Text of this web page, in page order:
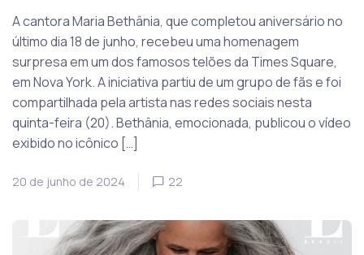
A cantora Maria Bethânia, que completou aniversário no
último dia 18 de junho, recebeu uma homenagem
surpresa em um dos famosos telões da Times Square,
em Nova York. A iniciativa partiu de um grupo de fãs e foi
compartilhada pela artista nas redes sociais nesta
quinta-feira (20). Bethânia, emocionada, publicou o vídeo
exibido no icônico […]
20 de junho de 2024 22